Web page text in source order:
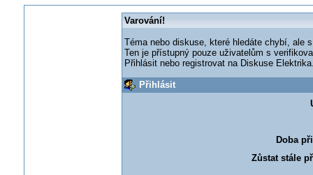
Varování!
Téma nebo diskuse, které hledáte chybí, ale
Ten je přístupný pouze uživatelům s
Přihlásit nebo registrovat na Diskuse
Přihlásit
Doba
Zůstat stále